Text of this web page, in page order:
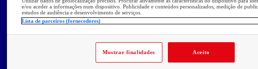
e/ou aceder a informações num dispositivo. Publicidade e conteúdos personalizados, medição de
estudos de audiência e desenvolvimento de serviços.
Lista de parceiros (fornecedores)
Mostrar finalidades Aceito